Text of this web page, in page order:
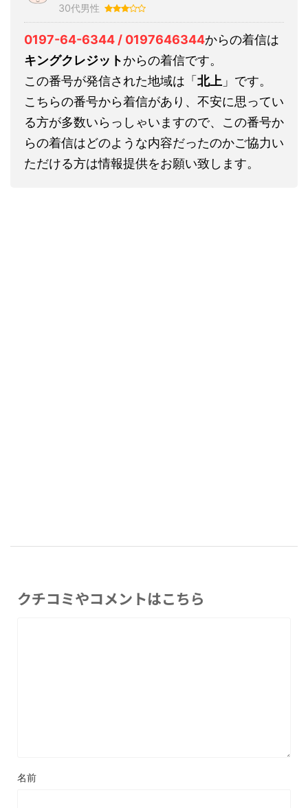
30代男性
0197-64-6344 / 0197646344からの着信は
キングクレジットからの着信です。
この番号が発信された地域は「 北上 」です。
こちらの番号から着信があり、不安に思ってい
る方が多数いらっしゃいますので、この番号か
らの着信はどのような内容だったのかご協力い
ただける方は情報提供をお願い致します。
クチコミやコメントはこちら
名前